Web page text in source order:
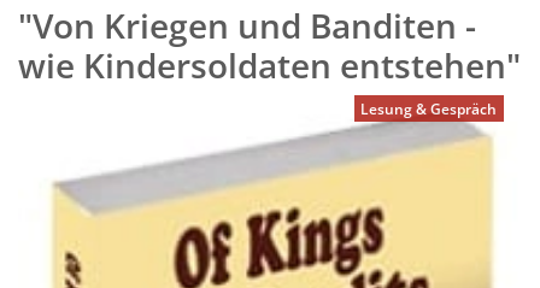
"Von Kriegen und Banditen -
wie Kindersoldaten entstehen"
Lesung & Gespräch